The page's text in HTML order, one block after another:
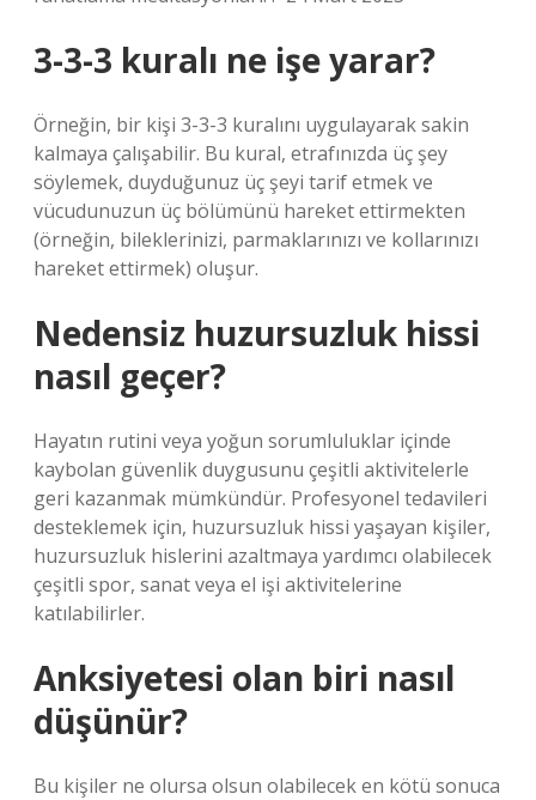
3-3-3 kuralı ne işe yarar?
Örneğin, bir kişi 3-3-3 kuralını uygulayarak sakin
kalmaya çalışabilir. Bu kural, etrafınızda üç şey
söylemek, duyduğunuz üç şeyi tarif etmek ve
vücudunuzun üç bölümünü hareket ettirmekten
(örneğin, bileklerinizi, parmaklarınızı ve kollarınızı
hareket ettirmek) oluşur.
Nedensiz huzursuzluk hissi
nasıl geçer?
Hayatın rutini veya yoğun sorumluluklar içinde
kaybolan güvenlik duygusunu çeşitli aktivitelerle
geri kazanmak mümkündür. Profesyonel tedavileri
desteklemek için, huzursuzluk hissi yaşayan kişiler,
huzursuzluk hislerini azaltmaya yardımcı olabilecek
çeşitli spor, sanat veya el işi aktivitelerine
katılabilirler.
Anksiyetesi olan biri nasıl
düşünür?
Bu kişiler ne olursa olsun olabilecek en kötü sonuca